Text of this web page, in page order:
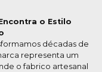
o Estilo
décadas de
representa um
o fabrico artesanal